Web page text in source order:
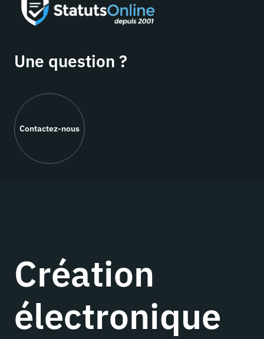
Une question ?
Contactez-nous
Création
électronique